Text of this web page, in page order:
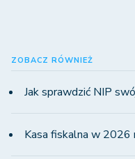
ZOBACZ RÓWNIEŻ
Jak sprawdzić NIP
Kasa fiskalna w 2026